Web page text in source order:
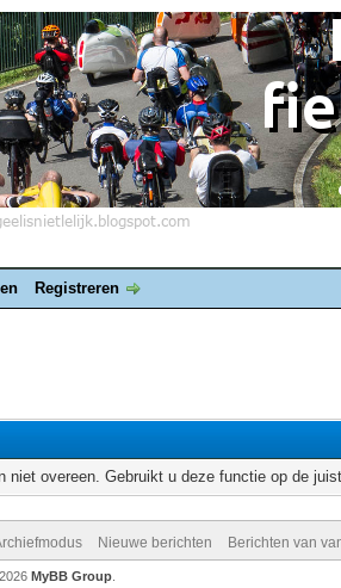
Registreren
niet overeen. Gebruikt u deze functie op de
Nieuwe berichten Berichten van
MyBB Group.